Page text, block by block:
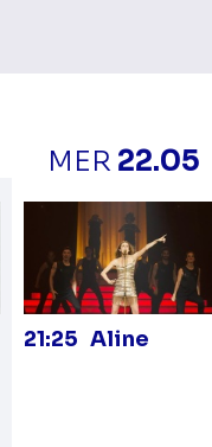
MER 22.05
21:25 Aline